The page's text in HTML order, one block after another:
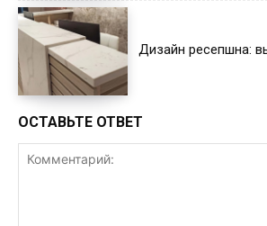
Дизайн ресепшна:
ОСТАВЬТЕ ОТВЕТ